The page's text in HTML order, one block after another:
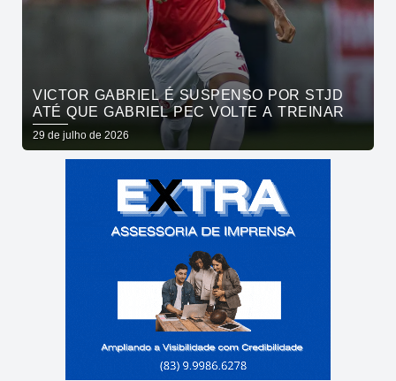
VICTOR GABRIEL É SUSPENSO POR STJD
ATÉ QUE GABRIEL PEC VOLTE A TREINAR
29 de julho de 2026